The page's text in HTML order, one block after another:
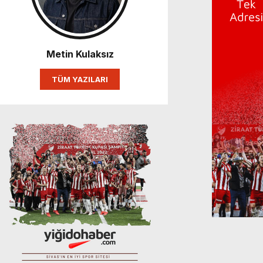
Metin Kulaksız
TÜM YAZILARI